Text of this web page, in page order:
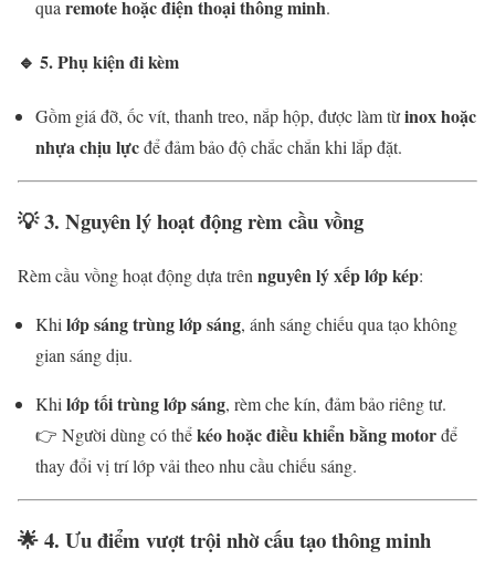
qua remote hoặc điện thoại thông minh.
🔹 5. Phụ kiện đi kèm
Gồm giá đỡ, ốc vít, thanh treo, nắp hộp, được làm từinox hoặc
nhựa chịu lựcđể đảm bảo độ chắc chắn khi lắp đặt.
💡3. Nguyên lý hoạt động rèm cầu vồng
Rèm cầu vồng hoạt động dựa trên nguyên lý xếp lớp kép:
Khi lớp sáng trùng lớp sáng, ánh sáng chiếu qua tạo không
gian sáng dịu.
Khi lớp tối trùng lớp sáng, rèm che kín, đảm bảo riêng tư.
👉 Người dùng có thểkéo hoặc điều khiển bằng motorđể
thay đổi vị trí lớp vải theo nhu cầu chiếu sáng.
🌟4. Ưu điểm vượt trội nhờ cấu tạo thông minh